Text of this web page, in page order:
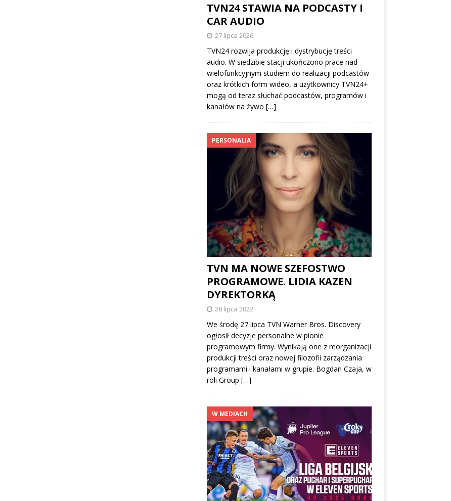
TVN24 STAWIA NA PODCASTY I
CAR AUDIO
27 lipca 2026
TVN24 rozwija produkcję i dystrybucję treści
audio. W siedzibie stacji ukończono prace nad
wielofunkcyjnym studiem do realizacji podcastów
oraz krótkich form wideo, a użytkownicy TVN24+
mogą od teraz słuchać podcastów, programów i
kanałów na żywo […]
PERSONALIA
TVN MA NOWE SZEFOSTWO
PROGRAMOWE. LIDIA KAZEN
DYREKTORKĄ
28 lipca 2022
We środę 27 lipca TVN Warner Bros. Discovery
ogłosił decyzje personalne w pionie
programowym firmy. Wynikają one z reorganizacji
produkcji treści oraz nowej filozofii zarządzania
programami i kanałami w grupie. Bogdan Czaja, w
roli Group […]
W MEDIACH